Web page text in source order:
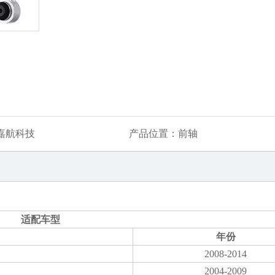
航科技 产品位置： 前轴
适配车型
年份
2008-2014
2004-2009